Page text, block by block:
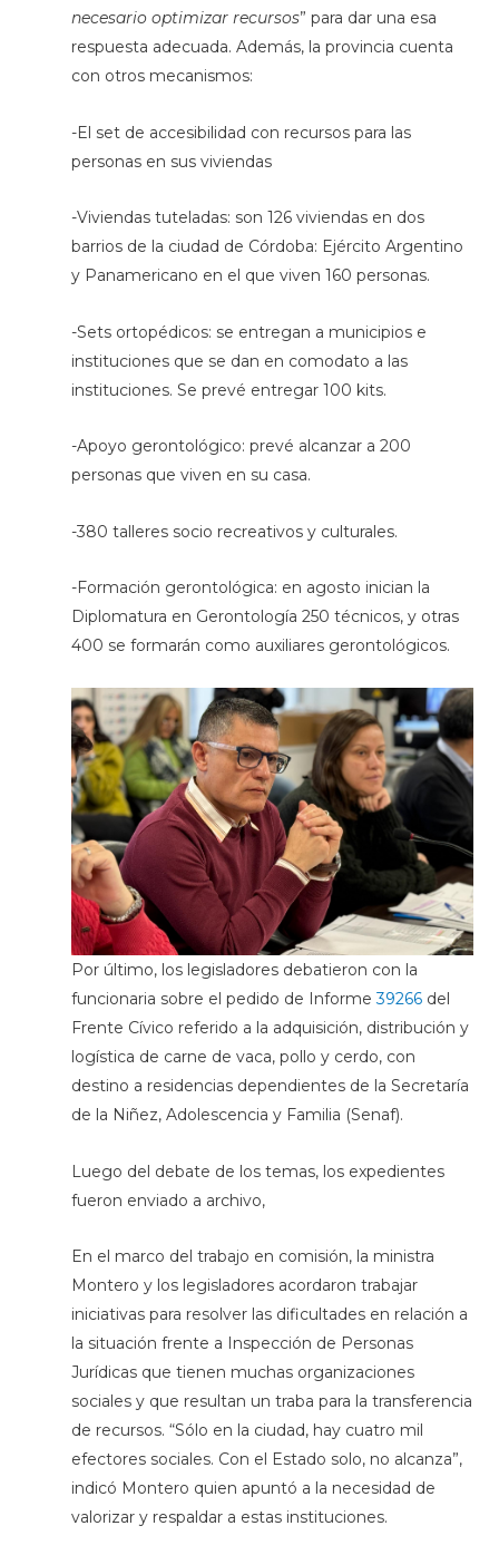
necesario optimizar recursos” para dar una esa
respuesta adecuada. Además, la provincia cuenta
con otros mecanismos:
-El set de accesibilidad con recursos para las
personas en sus viviendas
-Viviendas tuteladas: son 126 viviendas en dos
barrios de la ciudad de Córdoba: Ejército Argentino
y Panamericano en el que viven 160 personas.
-Sets ortopédicos: se entregan a municipios e
instituciones que se dan en comodato a las
instituciones. Se prevé entregar 100 kits.
-Apoyo gerontológico: prevé alcanzar a 200
personas que viven en su casa.
-380 talleres socio recreativos y culturales.
-Formación gerontológica: en agosto inician la
Diplomatura en Gerontología 250 técnicos, y otras
400 se formarán como auxiliares gerontológicos.
Por último, los legisladores debatieron con la
funcionaria sobre el pedido de Informe39266del
Frente Cívico referido a la adquisición, distribución y
logística de carne de vaca, pollo y cerdo, con
destino a residencias dependientes de la Secretaría
de la Niñez, Adolescencia y Familia (Senaf).
Luego del debate de los temas, los expedientes
fueron enviado a archivo,
En el marco del trabajo en comisión, la ministra
Montero y los legisladores acordaron trabajar
iniciativas para resolver las dificultades en relación a
la situación frente a Inspección de Personas
Jurídicas que tienen muchas organizaciones
sociales y que resultan un traba para la transferencia
de recursos. “Sólo en la ciudad, hay cuatro mil
efectores sociales. Con el Estado solo, no alcanza”,
indicó Montero quien apuntó a la necesidad de
valorizar y respaldar a estas instituciones.